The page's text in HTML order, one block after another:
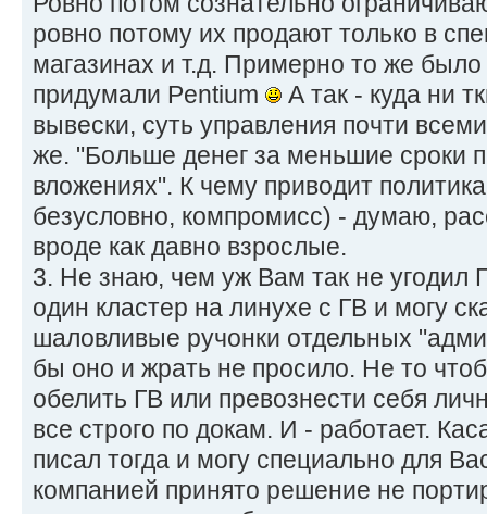
ровно потому их продают только в
магазинах и т.д. Примерно то же было
придумали Pentium
А так - куда ни
вывески, суть управления почти
же. "Больше денег за меньшие сроки
вложениях". К чему приводит
безусловно, компромисс) - думаю,
вроде как давно взрослые.
3. Не знаю, чем уж Вам так не угодил
один кластер на линухе с ГВ и могу
шаловливые ручонки отдельных
бы оно и жрать не просило. Не то
обелить ГВ или превознести себя
все строго по докам. И - работает.
писал тогда и могу специально для
компанией принято решение не